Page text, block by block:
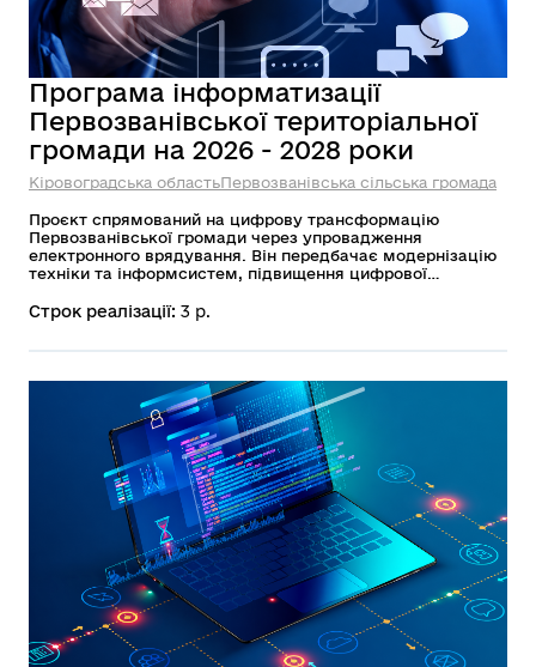
Програма інформатизації
Первозванівської територіальної
громади на 2026 - 2028 роки
Кіровоградська областьПервозванівська сільська громада
Проєкт спрямований на цифрову трансформацію
Первозванівської громади через упровадження
електронного врядування. Він передбачає модернізацію
техніки та інформсистем, підвищення цифрової
до публічних послуг. Головна мета — зробити взаємодію
Строк реалізації: 3 р.